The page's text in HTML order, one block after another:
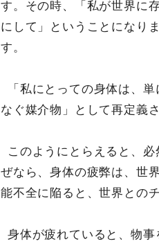
す。その時、「私が世界に
にして」ということになり
す。
「私にとっての身体は、
なぐ媒介物」として再定義
このようにとらえると、
ぜなら、身体の疲弊は、世
能不全に陥ると、世界との
身体が疲れていると、物